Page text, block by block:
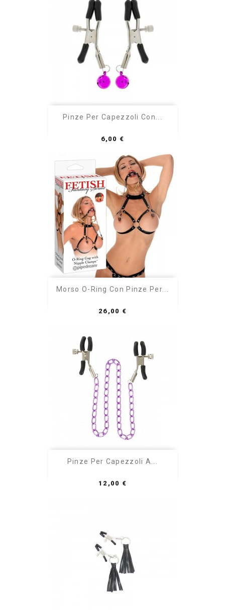
Pinze Per Capezzoli Con...
Prezzo
6,00 €
Morso O-Ring Con Pinze Per...
Prezzo
26,00 €
Pinze Per Capezzoli A...
Prezzo
12,00 €